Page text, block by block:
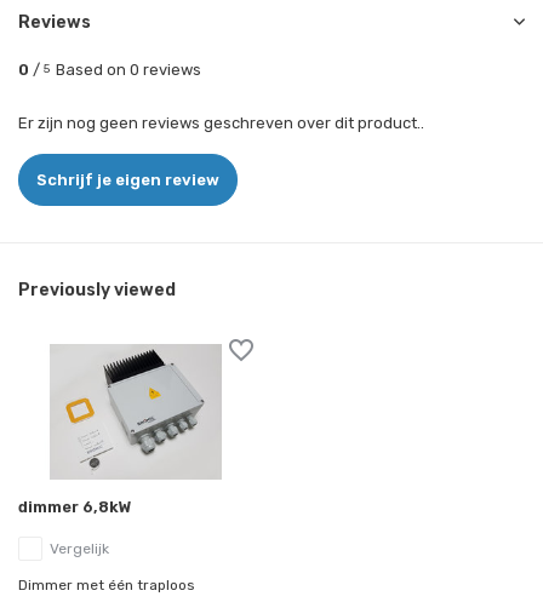
Reviews
0 / 5 Based on 0 reviews
Er zijn nog geen reviews geschreven over dit product..
Schrijf je eigen review
Previously viewed
dimmer 6,8kW
Vergelijk
Dimmer met één traploos